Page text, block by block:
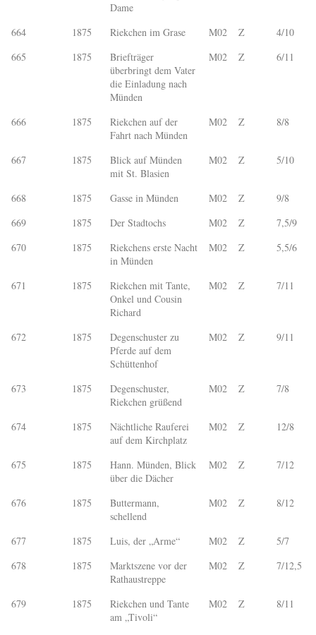
Dame
664 1875 Riekchen im Grase M02 Z
4/10
665
1875
Briefträger
überbringt dem Vater
die Einladung nach
Münden
M02 Z 6/11
666 1875
Riekchen auf der
Fahrt nach Münden
M02 Z 8/8
667 1875
Blick auf Münden
mit St. Blasien
M02 Z 5/10
668 1875 Gasse in Münden M02 Z
9/8
669
1875 Der Stadtochs M02 Z
7,5/9
670
1875
Riekchens erste Nacht
in Münden
M02 Z 5,5/6
671 1875
Riekchen mit Tante,
Onkel und Cousin
Richard
M02 Z 7/11
672 1875
Degenschuster zu
Pferde auf dem
Schüttenhof
M02 Z 9/11
673 1875
Degenschuster,
Riekchen grüßend
M02 Z 7/8
674 1875
Nächtliche Rauferei
auf dem Kirchplatz
M02 Z 12/8
675 1875
Hann. Münden, Blick
über die Dächer
M02 Z 7/12
676 1875
Buttermann,
schellend
M02 Z 8/12
677 1875 Luis, der „Arme“ M02 Z
5/7
678
1875
Marktszene vor der
Rathaustreppe
M02 Z 7/12,5
679 1875
Riekchen und Tante
am „Tivoli“
M02 Z 8/11